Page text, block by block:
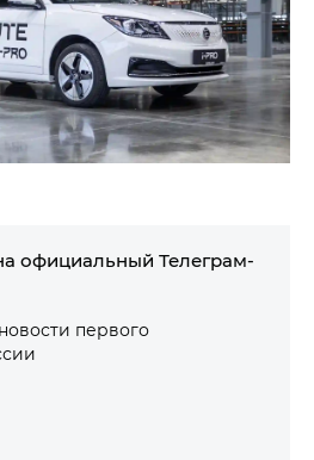
официальный Телеграм-
первого